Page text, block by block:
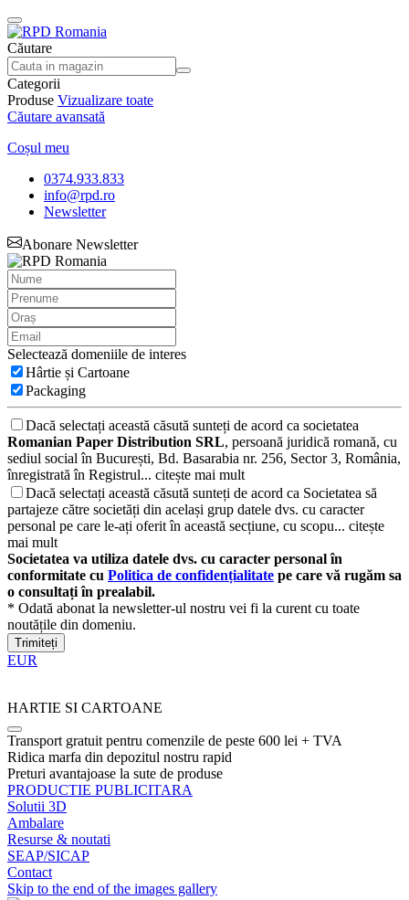
Căutare
Categorii
Produse Vizualizare toate
Căutare avansată
Coșul meu
0374.933.833
info@rpd.ro
Newsletter
Abonare Newsletter
Selectează domeniile de interes
Hârtie și Cartoane
Packaging
Dacă selectați această căsută sunteți de acord ca societatea
Romanian Paper Distribution SRL, persoană juridică romană, cu
sediul social în București, Bd. Basarabia nr. 256, Sector 3, România,
înregistrată în Registrul... citește mai mult
Dacă selectați această căsută sunteți de acord ca Societatea să
partajeze către societăți din același grup datele dvs. cu caracter
personal pe care le-ați oferit în această secțiune, cu scopu... citește
mai mult
Societatea va utiliza datele dvs. cu caracter personal în
conformitate cu Politica de confidențialitate pe care vă rugăm sa
o consultați în prealabil.
* Odată abonat la newsletter-ul nostru vei fi la curent cu toate
noutățile din domeniu.
Trimiteți
EUR
HARTIE SI CARTOANE
Transport gratuit pentru comenzile de peste 600 lei + TVA
Ridica marfa din depozitul nostru rapid
Preturi avantajoase la sute de produse
PRODUCTIE PUBLICITARA
Solutii 3D
Ambalare
Resurse & noutati
SEAP/SICAP
Contact
Skip to the end of the images gallery